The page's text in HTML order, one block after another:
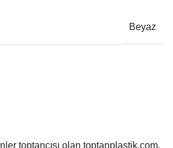
Beyaz
toptancısı olan toptanplastik.com,